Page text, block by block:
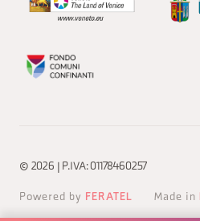
© 2026 | P.IVA: 01178460257
Powered by FERATEL Made in